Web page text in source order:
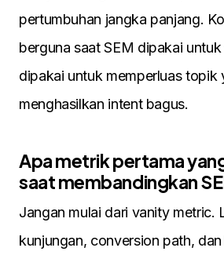
pertumbuhan jangka panjang.
berguna saat SEM dipakai untuk
dipakai untuk memperluas topik
menghasilkan intent bagus.
Apa metrik pertama
saat membandingkan
Jangan mulai dari vanity metric.
kunjungan, conversion path,